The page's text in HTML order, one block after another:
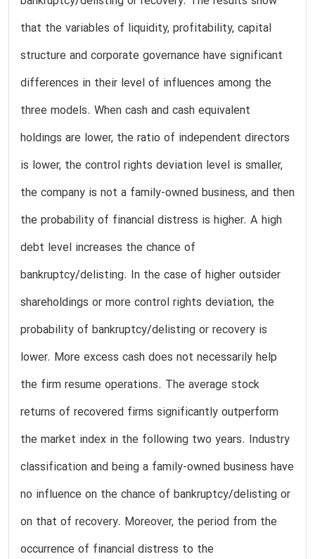
that the variables of liquidity, profitability, capital
structure and corporate governance have significant
differences in their level of influences among the
three models. When cash and cash equivalent
holdings are lower, the ratio of independent directors
is lower, the control rights deviation level is smaller,
the company is not a family-owned business, and then
the probability of financial distress is higher. A high
debt level increases the chance of
bankruptcy/delisting. In the case of higher outsider
shareholdings or more control rights deviation, the
probability of bankruptcy/delisting or recovery is
lower. More excess cash does not necessarily help
the firm resume operations. The average stock
returns of recovered firms significantly outperform
the market index in the following two years. Industry
classification and being a family-owned business have
no influence on the chance of bankruptcy/delisting or
on that of recovery. Moreover, the period from the
occurrence of financial distress to the